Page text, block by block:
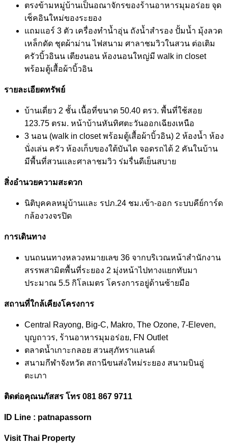
ตรงข้ามหมู่บ้านเป็นอณาจักรของร้านอาหารมุมอร่อย จุด
เช็คอินใหม่ของระยอง
แถมแอร์ 3 ตัว เครื่องทำน้ำอุ่น ถังน้ำสำรอง ปั้มน้ำ มุ้งลวด
เหล็กดัด ชุดผ้าม่าน ไฟสนาม ศาลาชมวิวในสวน ต่อเติม
ครัวบิ้วอินน เตียงนอน ห้องนอนใหญ่มี walk in closet
พร้อมตู้เสื้อผ้าบิ้วอิน
รายละเอียดทรัพย์
บ้านเดี่ยว 2 ชั้น เนื้อที่ขนาด 50.40 ตรว. พื้นที่ใช้สอย
123.75 ตรม. หน้าบ้านหันทิศตะวันออกเฉียงเหนือ
3 นอน (walk in closet พร้อมตู้เสื้อผ้าบิ้วอิน) 2 ห้องน้ำ ห้อง
นั่งเล่น ครัว ห้องเก็บของใต้บันได จอดรถได้ 2 คันในบ้าน
มีพื้นที่สวนและศาลาชมวิว ร่มรื่นดีเย็นสบาย
สิ่งอำนวยความสะดวก
นิติบุคคลหมู่บ้านและ รปภ.24 ชม.เข้า-ออก ระบบคีย์การ์ด
กล้องวงจรปิด
การเดินทาง
บนถนนทางหลวงหมายเลข 36 จากบริเวณหน้าสำนักงาน
สรรพสามิตพื้นที่ระยอง 2 มุ่งหน้าไปทางแยกทับมา
ประมาณ 5.5 กิโลเมตร โครงการอยู่ด้านซ้ายมือ
สถานที่ใกล้เคียงโครงการ
Central Rayong, Big-C, Makro, The Ozone, 7-Eleven,
บุญถาวร, ร้านอาหารมุมอร่อย, FN Outlet
ตลาดน้ำเกาะกลอย สวนสุภัทราแลนด์
สนามกีฬาจังหวัด สถานีขนส่งใหม่ระยอง สนามบินอู่
ตะเภา
ติดต่อคุณนภัสสร โทร 081 867 9711
ID Line : patnapassorn
Visit Thai Property